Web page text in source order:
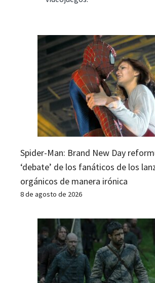
Spider-Man: Brand New Day
‘debate’ de los fanáticos de los
orgánicos de manera irónica
8 de agosto de 2026